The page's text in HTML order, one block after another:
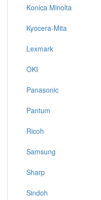
Konica Minolta
Kyocera-Mita
Lexmark
OKI
Panasonic
Pantum
Ricoh
Samsung
Sharp
Sindoh